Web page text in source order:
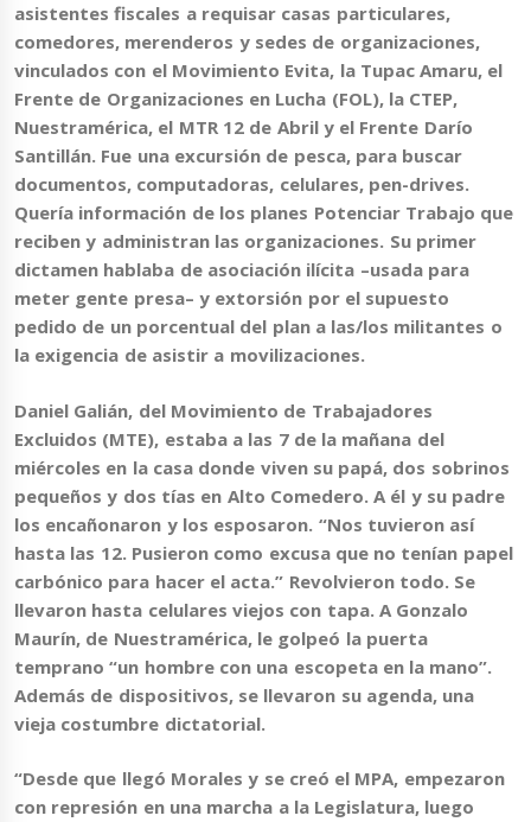
asistentes fiscales a requisar casas particulares,
comedores, merenderos y sedes de organizaciones,
vinculados con el Movimiento Evita, la Tupac Amaru, el
Frente de Organizaciones en Lucha (FOL), la CTEP,
Nuestramérica, el MTR 12 de Abril y el Frente Darío
Santillán. Fue una excursión de pesca, para buscar
documentos, computadoras, celulares, pen-drives.
Quería información de los planes Potenciar Trabajo que
reciben y administran las organizaciones. Su primer
dictamen hablaba de asociación ilícita –usada para
meter gente presa– y extorsión por el supuesto
pedido de un porcentual del plan a las/los militantes o
la exigencia de asistir a movilizaciones.
Daniel Galián, del Movimiento de Trabajadores
Excluidos (MTE), estaba a las 7 de la mañana del
miércoles en la casa donde viven su papá, dos sobrinos
pequeños y dos tías en Alto Comedero. A él y su padre
los encañonaron y los esposaron. “Nos tuvieron así
hasta las 12. Pusieron como excusa que no tenían papel
carbónico para hacer el acta.” Revolvieron todo. Se
llevaron hasta celulares viejos con tapa. A Gonzalo
Maurín, de Nuestramérica, le golpeó la puerta
temprano “un hombre con una escopeta en la mano”.
Además de dispositivos, se llevaron su agenda, una
vieja costumbre dictatorial.
“Desde que llegó Morales y se creó el MPA, empezaron
con represión en una marcha a la Legislatura, luego